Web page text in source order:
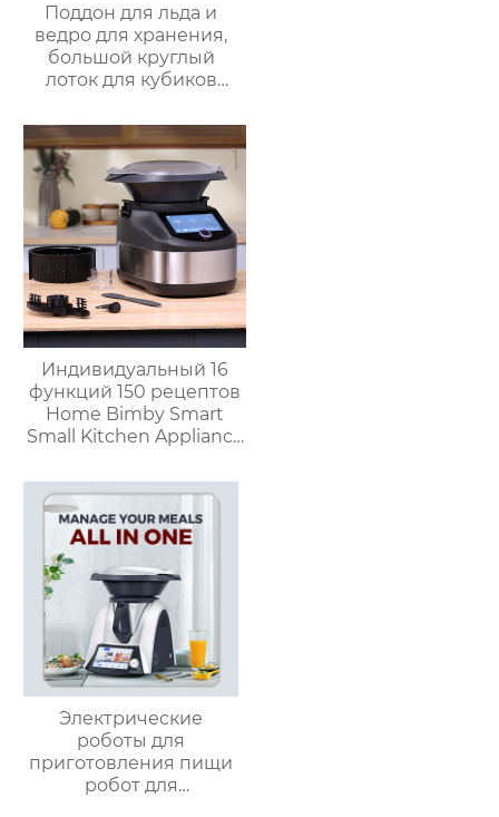
Поддон для льда и
ведро для хранения,
большой круглый
лоток для кубиков
силикона с крышкой,
изготовленный на
заказ
Индивидуальный 16
функций 150 рецептов
Home Bimby Smart
Small Kitchen Appliance
многофункциональный
кухонный комбайн
Термопроцессор
Электрические
роботы для
приготовления пищи
робот для